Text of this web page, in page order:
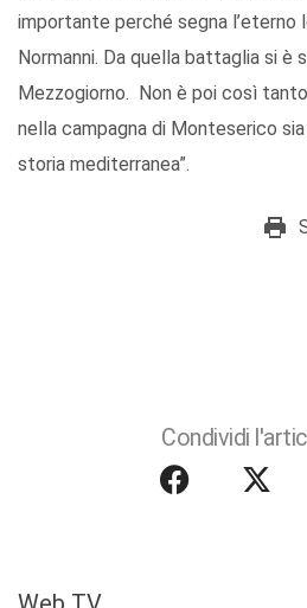
importante perché segna l’eterno
Normanni. Da quella battaglia si è
Mezzogiorno. Non è poi così
nella campagna di Monteserico
storia mediterranea”.
Condividi